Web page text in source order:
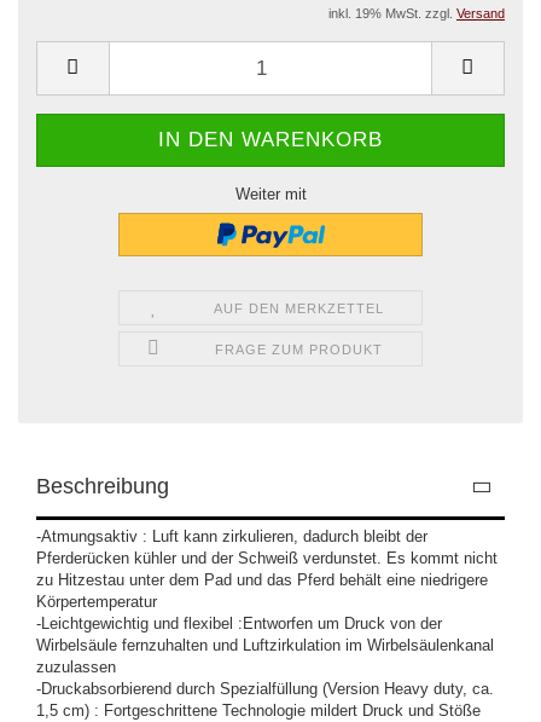
inkl. 19% MwSt. zzgl. Versand
Weiter mit
AUF DEN MERKZETTEL
FRAGE ZUM PRODUKT
Beschreibung
-Atmungsaktiv : Luft kann zirkulieren, dadurch bleibt der
Pferderücken kühler und der Schweiß verdunstet. Es kommt nicht
zu Hitzestau unter dem Pad und das Pferd behält eine niedrigere
Körpertemperatur
-Leichtgewichtig und flexibel :Entworfen um Druck von der
Wirbelsäule fernzuhalten und Luftzirkulation im Wirbelsäulenkanal
zuzulassen
-Druckabsorbierend durch Spezialfüllung (Version Heavy duty, ca.
1,5 cm) : Fortgeschrittene Technologie mildert Druck und Stöße